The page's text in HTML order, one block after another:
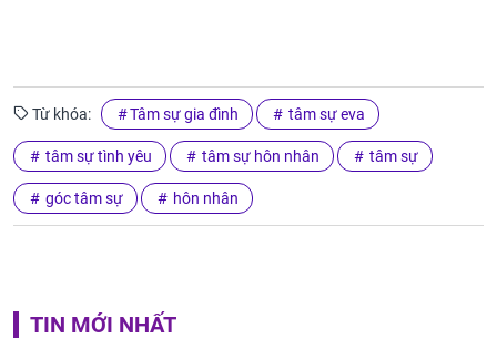
Từ khóa: Tâm sự gia đình tâm sự eva
tâm sự tình yêu tâm sự hôn nhân tâm sự
góc tâm sự hôn nhân
TIN MỚI NHẤT